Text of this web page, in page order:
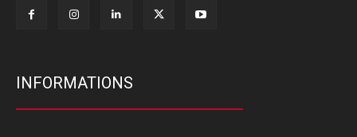
INFORMATIONS